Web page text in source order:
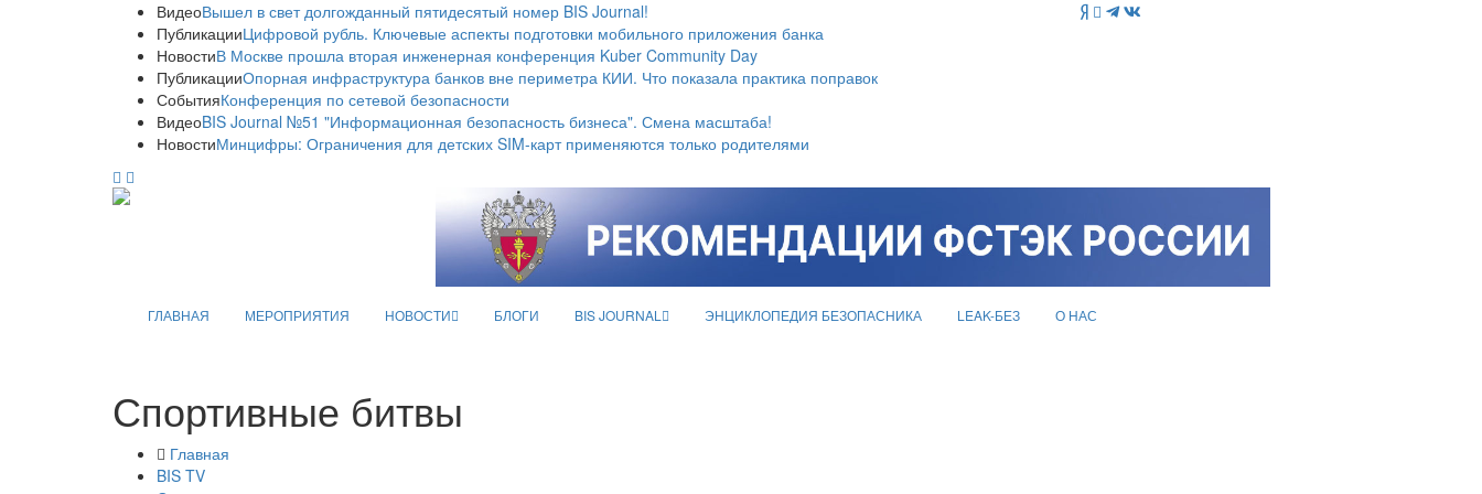
ВидеоВышел в свет долгожданный пятидесятый номер BIS Journal!
ПубликацииЦифровой рубль. Ключевые аспекты подготовки мобильного приложения банка
НовостиВ Москве прошла вторая инженерная конференция Kuber Community Day
ПубликацииОпорная инфраструктура банков вне периметра КИИ. Что показала практика поправок
СобытияКонференция по сетевой безопасности
ВидеоBIS Journal №51 "Информационная безопасность бизнеса". Смена масштаба!
НовостиМинцифры: Ограничения для детских SIM-карт применяются только родителями
ГЛАВНАЯ МЕРОПРИЯТИЯ НОВОСТИ БЛОГИ BIS JOURNAL ЭНЦИКЛОПЕДИЯ БЕЗОПАСНИКА LEAK-БЕЗ О НАС
Спортивные битвы
Главная
BIS TV